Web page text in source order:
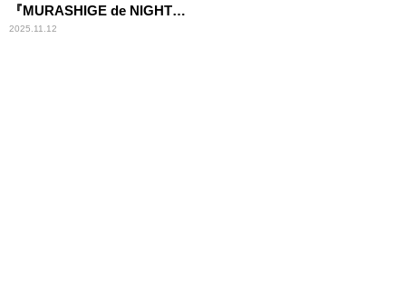
『MURASHIGE de NIGHT』
「楽しい1時間にしたいで
2025.11.12